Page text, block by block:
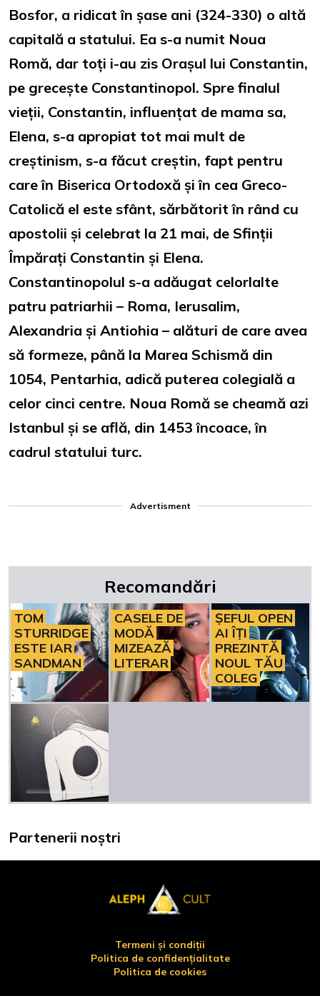
Bosfor, a ridicat în șase ani (324-330) o altă
capitală a statului. Ea s-a numit Noua
Romă, dar toți i-au zis Orașul lui Constantin,
pe grecește Constantinopol. Spre finalul
vieții, Constantin, influențat de mama sa,
Elena, s-a apropiat tot mai mult de
creștinism, s-a făcut creștin, fapt pentru
care în Biserica Ortodoxă și în cea Greco-
Catolică el este sfânt, sărbătorit în rând cu
apostolii și celebrat la 21 mai, de Sfinții
Împărați Constantin și Elena.
Constantinopolul s-a adăugat celorlalte
patru patriarhii – Roma, Ierusalim,
Alexandria și Antiohia – alături de care avea
să formeze, până la Marea Schismă din
1054, Pentarhia, adică puterea colegială a
celor cinci centre. Noua Romă se cheamă azi
Istanbul și se află, din 1453 încoace, în
cadrul statului turc.
Advertisment
Recomandări
TOM
STURRIDGE
ESTE IAR
SANDMAN
CASELE DE
MODĂ
MIZEAZĂ
LITERAR
ȘEFUL OPEN
AI ÎȚI
PREZINTĂ
NOUL TĂU
COLEG
Partenerii noștri
Termeni și condiții
Politica de confidențialitate
Politica de cookies